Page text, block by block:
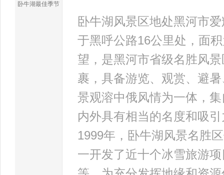
卧牛湖最佳季节
卧牛湖风景区地处黑河市
于黑呼公路16公里处，面
望，是黑河市省级名胜风
裹，具备游览、观赏、避
景观溶中俄风情为一体，
内外具有相当的名度和吸
1999年，卧牛湖风景名胜
一开发了近十个冰雪旅游